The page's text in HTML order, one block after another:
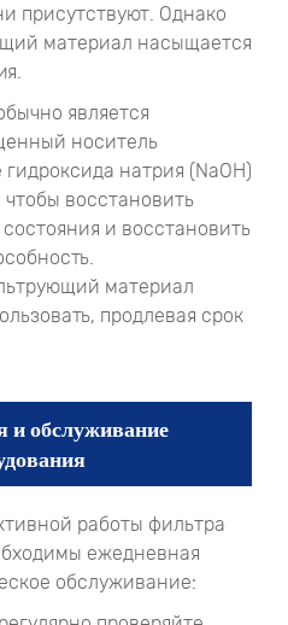
присутствуют. Однако
материал насыщается
является
носитель
натрия (NaOH)
восстановить
и восстановить
материал
продлевая срок
и обслуживание
работы фильтра
ежедневная
обслуживание: